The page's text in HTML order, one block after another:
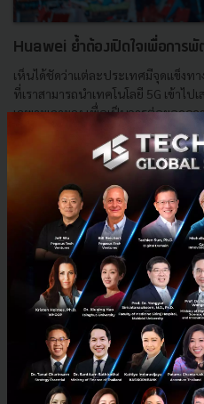
Huawei ย้ำต้องเปิดใจเพื่อการ
เห็นได้ชัดว่าแต่ละประเทศมีจุดแข็งทา
ที่เราสามารถนำเทคโนโลยี 5G เข้า
เฉพาะเจาะจง เพื่อเป็นการต่อยอดคว
| ByTechsauce Team
5G huawei Global Mobile
E-mail :
Tel : 02-
Mobile :